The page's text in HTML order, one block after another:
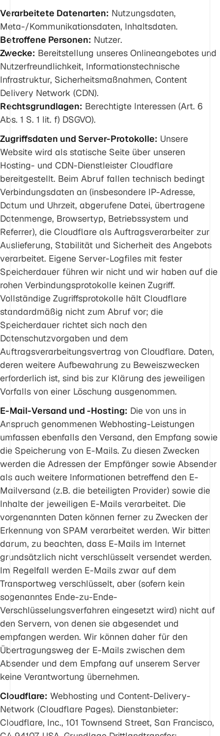
Verarbeitete Datenarten: Nutzungsdaten,
Meta-/Kommunikationsdaten, Inhaltsdaten.
Betroffene Personen: Nutzer.
Zwecke: Bereitstellung unseres Onlineangebotes und
Nutzerfreundlichkeit, Informationstechnische
Infrastruktur, Sicherheitsmaßnahmen, Content
Delivery Network (CDN).
Rechtsgrundlagen: Berechtigte Interessen (Art. 6
Abs. 1 S. 1 lit. f) DSGVO).
Zugriffsdaten und Server-Protokolle: Unsere
Website wird als statische Seite über unseren
Hosting- und CDN-Dienstleister Cloudflare
bereitgestellt. Beim Abruf fallen technisch bedingt
Verbindungsdaten an (insbesondere IP-Adresse,
Datum und Uhrzeit, abgerufene Datei, übertragene
Datenmenge, Browsertyp, Betriebssystem und
Referrer), die Cloudflare als Auftragsverarbeiter zur
Auslieferung, Stabilität und Sicherheit des Angebots
verarbeitet. Eigene Server-Logfiles mit fester
Speicherdauer führen wir nicht und wir haben auf die
rohen Verbindungsprotokolle keinen Zugriff.
Vollständige Zugriffsprotokolle hält Cloudflare
standardmäßig nicht zum Abruf vor; die
Speicherdauer richtet sich nach den
Datenschutzvorgaben und dem
Auftragsverarbeitungsvertrag von Cloudflare. Daten,
deren weitere Aufbewahrung zu Beweiszwecken
erforderlich ist, sind bis zur Klärung des jeweiligen
Vorfalls von einer Löschung ausgenommen.
E-Mail-Versand und -Hosting: Die von uns in
Anspruch genommenen Webhosting-Leistungen
umfassen ebenfalls den Versand, den Empfang sowie
die Speicherung von E-Mails. Zu diesen Zwecken
werden die Adressen der Empfänger sowie Absender
als auch weitere Informationen betreffend den E-
Mailversand (z.B. die beteiligten Provider) sowie die
Inhalte der jeweiligen E-Mails verarbeitet. Die
vorgenannten Daten können ferner zu Zwecken der
Erkennung von SPAM verarbeitet werden. Wir bitten
darum, zu beachten, dass E-Mails im Internet
grundsätzlich nicht verschlüsselt versendet werden.
Im Regelfall werden E-Mails zwar auf dem
Transportweg verschlüsselt, aber (sofern kein
sogenanntes Ende-zu-Ende-
Verschlüsselungsverfahren eingesetzt wird) nicht auf
den Servern, von denen sie abgesendet und
empfangen werden. Wir können daher für den
Übertragungsweg der E-Mails zwischen dem
Absender und dem Empfang auf unserem Server
keine Verantwortung übernehmen.
Cloudflare: Webhosting und Content-Delivery-
Network (Cloudflare Pages). Dienstanbieter:
Cloudflare, Inc., 101 Townsend Street, San Francisco,